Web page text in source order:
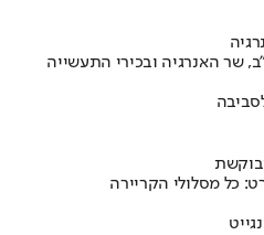
שר האנרגיה ובכירי התעשייה
כל מסלולי הקריירה